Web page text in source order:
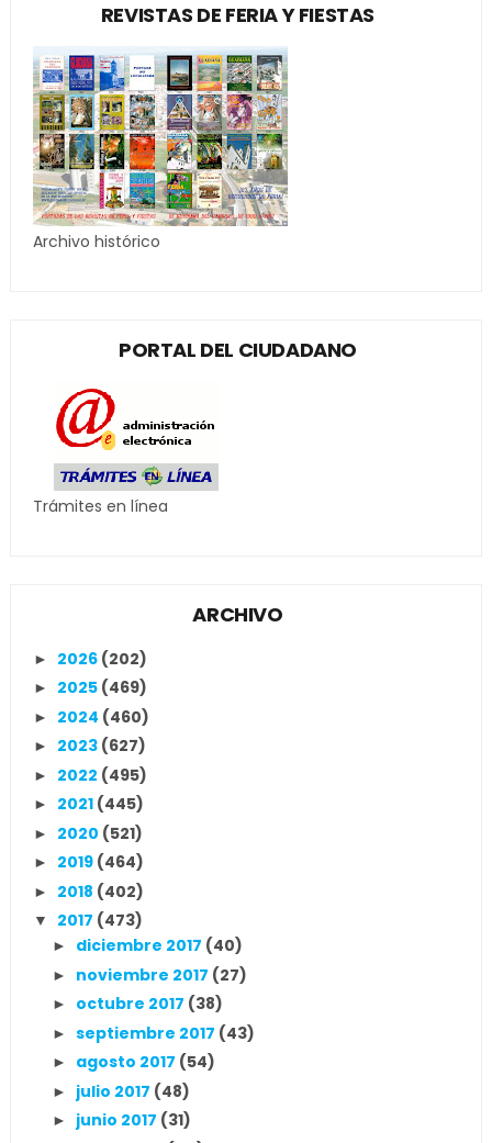
REVISTAS DE FERIA Y FIESTAS
Archivo histórico
PORTAL DEL CIUDADANO
Trámites en línea
ARCHIVO
► 2026 (202)
► 2025 (469)
► 2024 (460)
► 2023 (627)
► 2022 (495)
► 2021 (445)
► 2020 (521)
► 2019 (464)
► 2018 (402)
▼ 2017 (473)
► diciembre 2017 (40)
► noviembre 2017 (27)
► octubre 2017 (38)
► septiembre 2017 (43)
► agosto 2017 (54)
► julio 2017 (48)
► junio 2017 (31)